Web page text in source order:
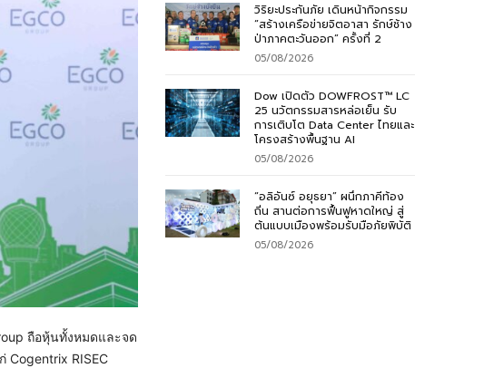
ถือหุ้นทั้งหมดและจด
Cogentrix RISEC
วิริยะประกันภัย เดินหน้ากิจกรรม
“สร้างเครือข่ายจิตอาสา รักษ์ช้าง
ป่าภาคตะวันออก” ครั้งที่ 2
05/08/2026
Dow เปิดตัว DOWFROST™ LC
25 นวัตกรรมสารหล่อเย็น รับ
การเติบโต Data Center ไทยและ
โครงสร้างพื้นฐาน AI
05/08/2026
“อลิอันซ์ อยุธยา” ผนึกภาคีท้อง
ถิ่น สานต่อการฟื้นฟูหาดใหญ่ สู่
ต้นแบบเมืองพร้อมรับมือภัยพิบัติ
05/08/2026